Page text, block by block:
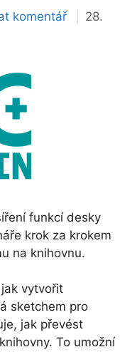
komentář
28.
funkcí desky
krok za krokem
na knihovnu.
vytvořit
sketchem pro
jak převést
To umožní